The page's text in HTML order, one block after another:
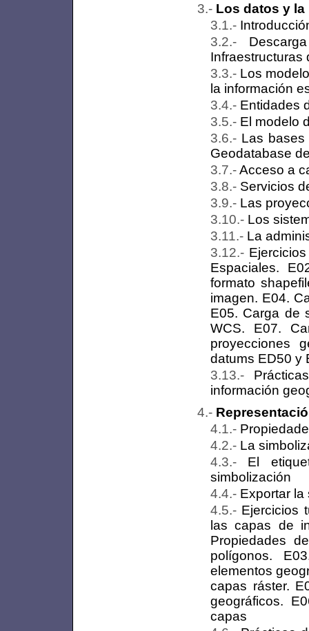
Los datos y
Infraestructuras
Los
la información
Entidades
El modelo
Las
Geodatabase
Acceso a
Servicios
Las
Los
La
Espaciales.
formato
imagen. E04.
E05. Carga de
WCS. E07.
proyecciones
datums ED50 y
información
La
El
simbolización
Exportar la
Ejercicios
las capas de
Propiedades
polígonos.
elementos
capas ráster.
geográficos.
capas